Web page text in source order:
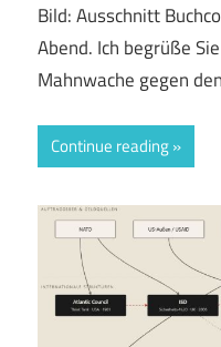
Bild: Ausschnitt
Abend. Ich begrüße
Mahnwache gegen
Continue reading